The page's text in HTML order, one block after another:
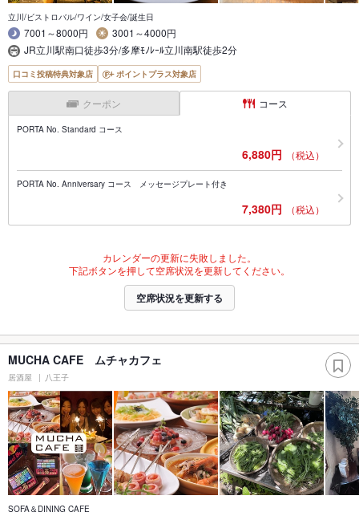
立川/ビストロバル/ワイン/女子会/誕生日
7001～8000円
3001～4000円
JR立川駅南口徒歩3分/多摩ﾓﾉﾚｰﾙ立川南駅徒歩2分
口コミ投稿特典対象店 ポイントプラス対象店
クーポン コース
PORTA No. Standard コース
6,880円 （税込）
PORTA No. Anniversary コース メッセージプレート付き
7,380円 （税込）
カレンダーの更新に失敗しました。
下記ボタンを押して空席状況を更新してください。
空席状況を更新する
MUCHA CAFE ムチャカフェ
居酒屋 八王子
SOFA＆DINING CAFE